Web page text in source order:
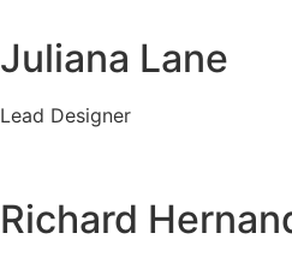
Juliana Lane
Lead Designer
Richard